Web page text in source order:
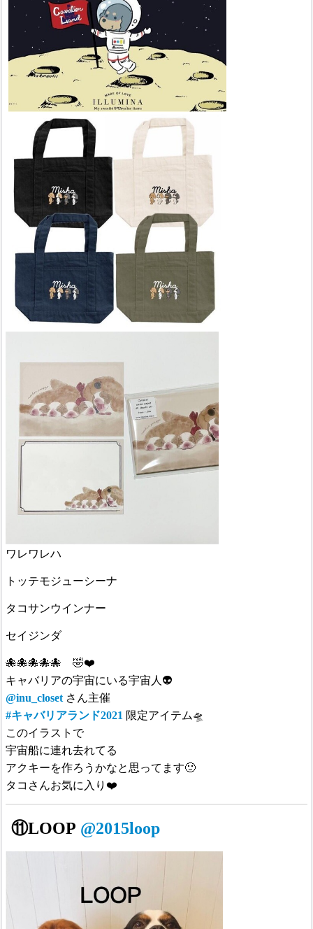
ワレワレハ
トッテモジューシーナ
タコサンウインナー
セイジンダ
🐙🐙🐙🐙🐙 🤣❤️
キャバリアの宇宙にいる宇宙人👽
@inu_closet さん主催
#キャバリアランド2021 限定アイテム🛸
このイラストで
宇宙船に連れ去れてる
アクキーを作ろうかなと思ってます🙂
タコさんお気に入り❤️
⑪LOOP @2015loop